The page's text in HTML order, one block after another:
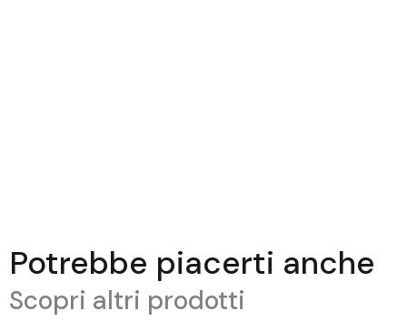
Potrebbe piacerti anche
Scopri altri prodotti